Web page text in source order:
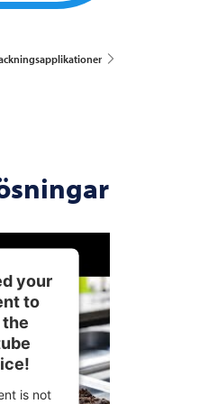
your
to
the
is not